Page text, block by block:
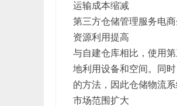
运输成本缩减
第三方仓储管理服务电
资源利用提高
与自建仓库相比，使用
地利用设备和空间。同
的方法，因此仓储物流
市场范围扩大